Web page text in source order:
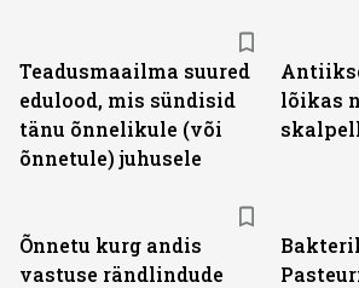
Teadusmaailma suured
edulood, mis sündisid
tänu õnnelikule (või
õnnetule) juhusele
lõikas
Õnnetu kurg andis
vastuse rändlindude